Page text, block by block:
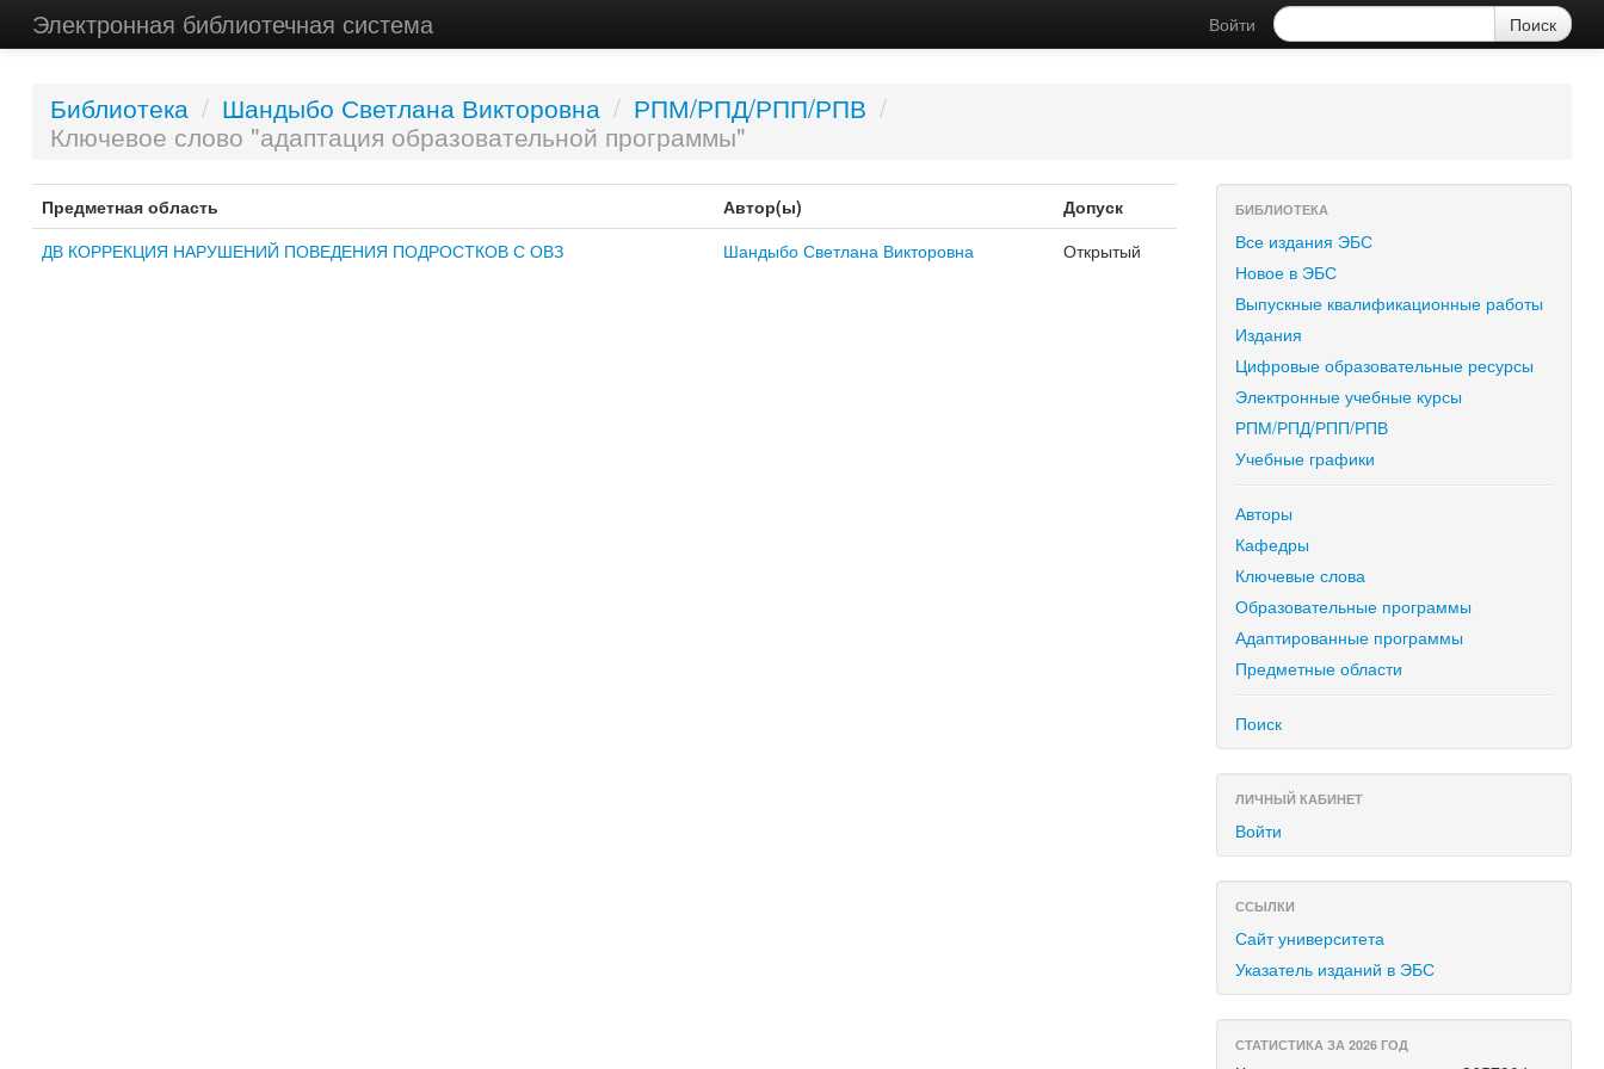
Электронная библиотечная система Войти
Библиотека / Шандыбо Светлана Викторовна / РПМ/РПД/РПП/РПВ /
Ключевое слово "адаптация образовательной программы"
Предметная область Автор(ы)
Допуск
ДВ КОРРЕКЦИЯ НАРУШЕНИЙ ПОВЕДЕНИЯ ПОДРОСТКОВ С ОВЗ
Шандыбо Светлана Викторовна Открытый
БИБЛИОТЕКА
Все издания ЭБС
Новое в ЭБС
Выпускные квалификационные работы
Издания
Цифровые образовательные ресурсы
Электронные учебные курсы
РПМ/РПД/РПП/РПВ
Учебные графики
Авторы
Кафедры
Ключевые слова
Образовательные программы
Адаптированные программы
Предметные области
Поиск
ЛИЧНЫЙ КАБИНЕТ
Войти
ССЫЛКИ
Сайт университета
Указатель изданий в ЭБС
СТАТИСТИКА ЗА 2026 ГОД